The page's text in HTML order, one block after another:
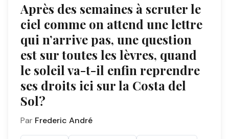
Après des semaines à scruter le
ciel comme on attend une lettre
qui n’arrive pas, une question
est sur toutes les lèvres, quand
le soleil va-t-il enfin reprendre
ses droits ici sur la Costa del
Sol?
Par Frederic André